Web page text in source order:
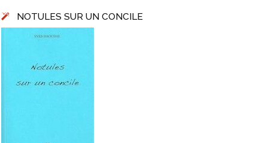
NOTULES SUR UN CONCILE